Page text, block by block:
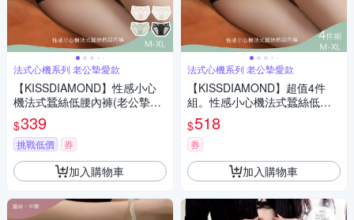
法式心機系列 老公摯愛款
【KISSDIAMOND】性感小心
機法式蠶絲低腰內褲(老公摯愛
款/蕾絲內褲/緞面/鏤空/網紗/M-
XL/KDW-3729)
$339
挑戰低價 券
加入購物車
法式心機系列 老公摯愛款
【KISSDIAMOND】超值4件
組。性感小心機法式蠶絲低腰
內褲(老公摯愛款/蕾絲內褲/緞
面/鏤空/網紗/M-XL/KDW-3729)
$518
券
加入購物車